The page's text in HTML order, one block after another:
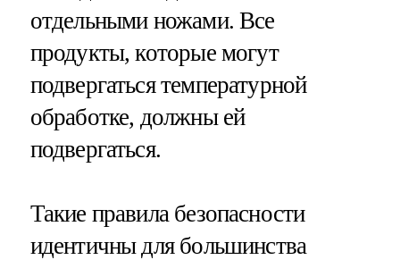
отдельными ножами. Все
продукты, которые могут
подвергаться температурной
обработке, должны ей
подвергаться.
Такие правила безопасности
идентичны для большинства